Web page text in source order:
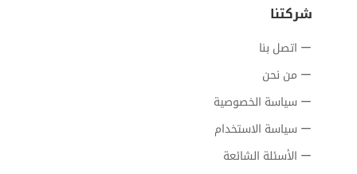
شركتنا
اتصل بنا
من نحن
سياسة الخصوصية
سياسة الاستخدام
الأسئلة الشائعة